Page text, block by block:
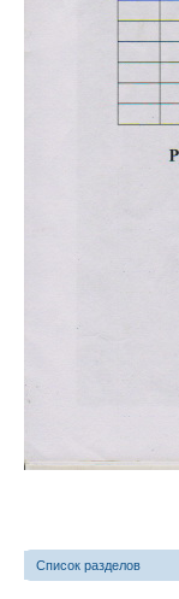
Список разделов